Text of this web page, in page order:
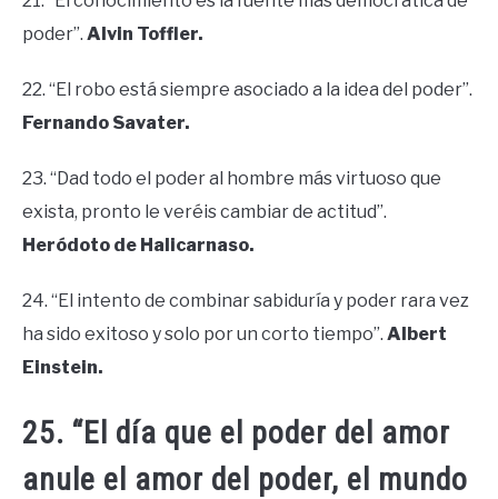
poder”. Alvin Toffler.
22. “El robo está siempre asociado a la idea del poder”.
Fernando Savater.
23. “Dad todo el poder al hombre más virtuoso que
exista, pronto le veréis cambiar de actitud”.
Heródoto de Halicarnaso.
24. “El intento de combinar sabiduría y poder rara vez
ha sido exitoso y solo por un corto tiempo”. Albert
Einstein.
25. “El día que el poder del amor
anule el amor del poder, el mundo